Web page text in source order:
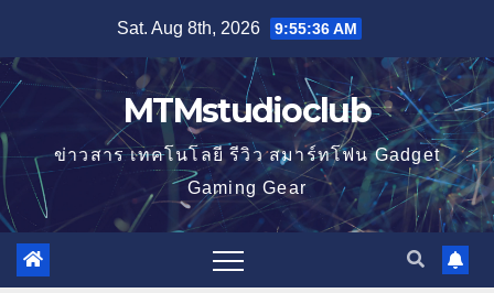
content
Sat. Aug 8th, 2026 9:55:36 AM
MTMstudioclub
ข่าวสาร เทคโนโลยี รีวิว สมาร์ทโฟน Gadget
Gaming Gear